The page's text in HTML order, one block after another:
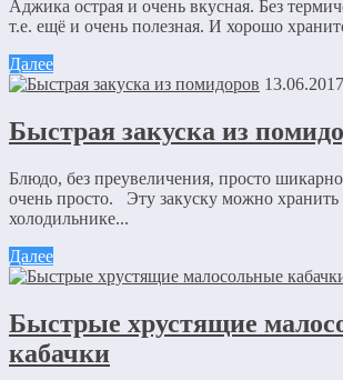
Аджика острая и очень вкусная. Без
т.е. ещё и очень полезная. И хорошо
Далее
13.06.2017
Быстрая закуска из
Блюдо, без преувеличения, просто
очень просто. Эту закуску можно хранить
холодильнике...
Далее
Быстрые хрустящие
кабачки